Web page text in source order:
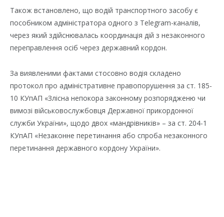
Також встановлено, що водій транспортного засобу є
пособником адміністратора одного з Telegram-каналів,
через який здійснювалась координація дій з незаконного
переправлення осіб через державний кордон.
За виявленими фактами стосовно водія складено
протокол про адміністративне правопорушення за ст. 185-
10 КУпАП «Злісна непокора законному розпорядженю чи
вимозі військовослужбовця Державної прикордонної
служби України», щодо двох «мандрівників» – за ст. 204-1
КУпАП «Незаконне перетинання або спроба незаконного
перетинання державного кордону України».